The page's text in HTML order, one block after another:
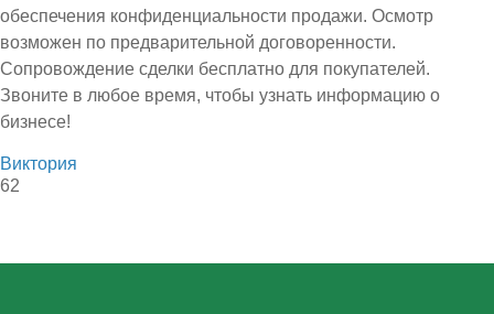
обеспечения конфиденциальности продажи. Осмотр
возможен по предварительной договоренности.
Сопровождение сделки бесплатно для покупателей.
Звоните в любое время, чтобы узнать информацию о
бизнесе!
Виктория
62